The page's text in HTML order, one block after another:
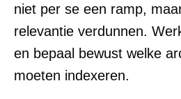
niet per se een ramp,
relevantie verdunnen.
en bepaal bewust welke
moeten indexeren.